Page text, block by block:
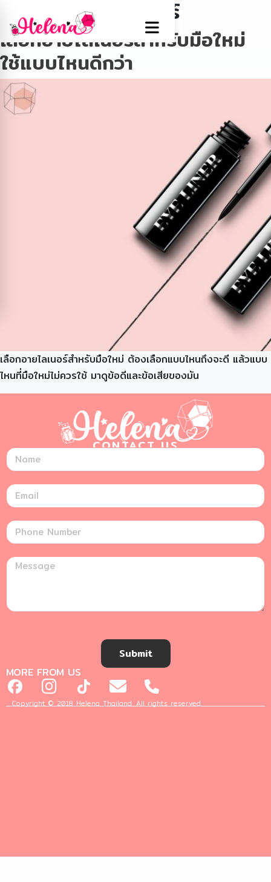
Tag:เลือกอายไลเนอร์
เลือกอายไลเนอร์สำหรับมือใหม่
ใช้แบบไหนดีกว่า
เลือกอายไลเนอร์สำหรับมือใหม่ ต้องเลือกแบบไหนถึงจะดี แล้วแบบ
ไหนที่มือใหม่ไม่ควรใช้ มาดูข้อดีและข้อเสียของมัน
CONTACT US
Submit
MORE FROM US
Copyright © 2018 Helena Thailand. All rights reserved.